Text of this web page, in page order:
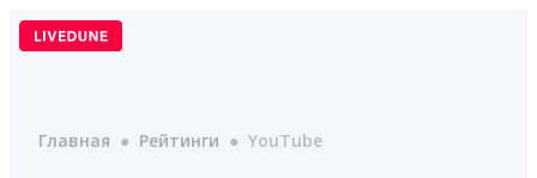
Перейти
Главная ● Рейтинги ● YouTube